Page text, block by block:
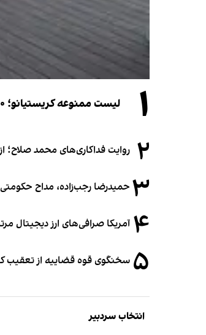
۱ لیست ممنوعه کریستیانو؛ ۱۰ چهره‌ای که در مراسم عروسی رونالدو و جورجینا جایی ندارند
۲ روایت فداکاری‌های محمد صلاح؛ از سفرهای ۹ ساعته تا
۳ حمیدرضا رجب‌زاده، مداح
۴ آمریکا صرافی‌های ارز دیجیتال
۵ سخنگوی قوه قضاییه از تعقیب
انتخاب سردبیر